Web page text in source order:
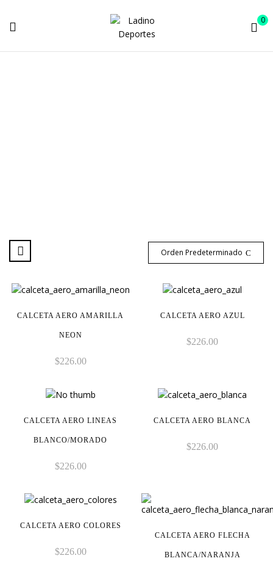
0
Orden Predeterminado
CALCETA AERO AMARILLA
NEON
$226.00
CALCETA AERO AZUL
$226.00
CALCETA AERO LINEAS
BLANCO/MORADO
$226.00
CALCETA AERO BLANCA
$226.00
CALCETA AERO COLORES
$226.00
CALCETA AERO FLECHA
BLANCA/NARANJA